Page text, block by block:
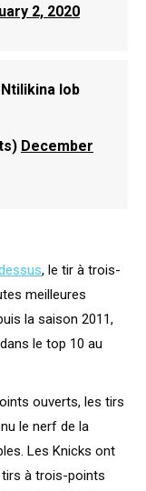
2, 2020
lob
December
, le tir à trois-
meilleures
la saison 2011,
le top 10 au
ouverts, les tirs
le nerf de la
Les Knicks ont
tirs à trois-points